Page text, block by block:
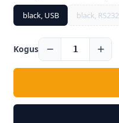
black, USB black, RS232
Kogus 1